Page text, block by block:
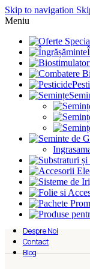
Skip to navigation
Meniu
Despre Noi
Contact
Blog